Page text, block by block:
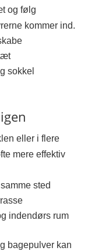
og følg
kommer ind.
sokkel
eller i flere
mere effektiv
sted
indendørs rum
bagepulver kan